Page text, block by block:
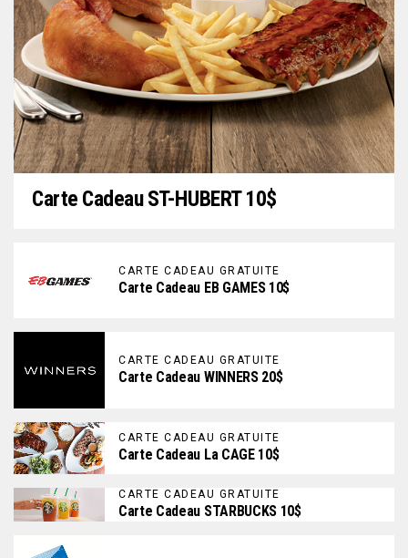
Carte Cadeau ST-HUBERT 10$
CARTE CADEAU GRATUITE
Carte Cadeau EB GAMES 10$
CARTE CADEAU GRATUITE
Carte Cadeau WINNERS 20$
CARTE CADEAU GRATUITE
Carte Cadeau La CAGE 10$
CARTE CADEAU GRATUITE
Carte Cadeau STARBUCKS 10$